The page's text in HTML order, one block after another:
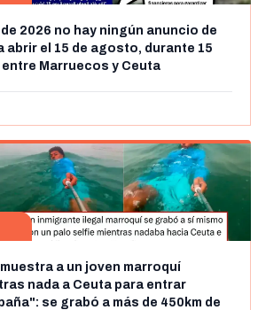
2026 no hay ningún anuncio de
abrir el 15 de agosto, durante 15
Marruecos y Ceuta
a un joven marroquí
nada a Ceuta para entrar
se grabó a más de 450km de